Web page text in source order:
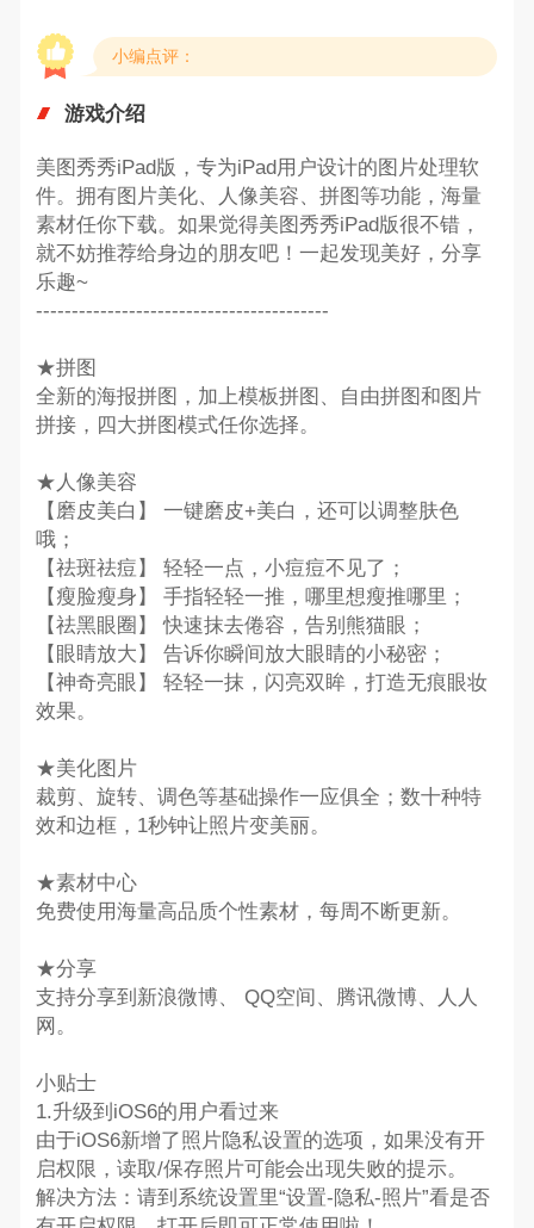
小编点评：
游戏介绍
美图秀秀iPad版，专为iPad用户设计的图片处理软
件。拥有图片美化、人像美容、拼图等功能，海量
素材任你下载。如果觉得美图秀秀iPad版很不错，
就不妨推荐给身边的朋友吧！一起发现美好，分享
乐趣~
-----------------------------------------
★拼图
全新的海报拼图，加上模板拼图、自由拼图和图片
拼接，四大拼图模式任你选择。
★人像美容
【磨皮美白】 一键磨皮+美白，还可以调整肤色
哦；
【祛斑祛痘】 轻轻一点，小痘痘不见了；
【瘦脸瘦身】 手指轻轻一推，哪里想瘦推哪里；
【祛黑眼圈】 快速抹去倦容，告别熊猫眼；
【眼睛放大】 告诉你瞬间放大眼睛的小秘密；
【神奇亮眼】 轻轻一抹，闪亮双眸，打造无痕眼妆
效果。
★美化图片
裁剪、旋转、调色等基础操作一应俱全；数十种特
效和边框，1秒钟让照片变美丽。
★素材中心
免费使用海量高品质个性素材，每周不断更新。
★分享
支持分享到新浪微博、 QQ空间、腾讯微博、人人
网。
小贴士
1.升级到iOS6的用户看过来
由于iOS6新增了照片隐私设置的选项，如果没有开
启权限，读取/保存照片可能会出现失败的提示。
解决方法：请到系统设置里“设置-隐私-照片”看是否